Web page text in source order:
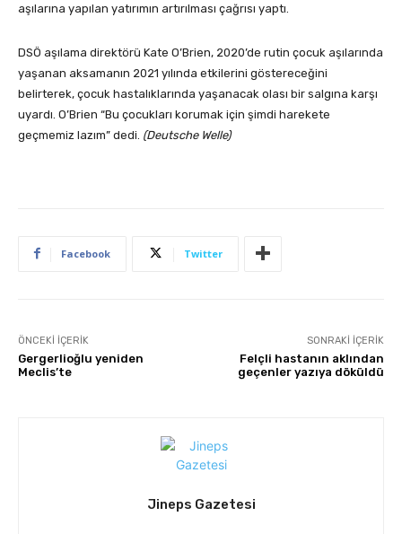
aşılarına yapılan yatırımın artırılması çağrısı yaptı.
DSÖ aşılama direktörü Kate O’Brien, 2020’de rutin çocuk aşılarında
yaşanan aksamanın 2021 yılında etkilerini göstereceğini
belirterek, çocuk hastalıklarında yaşanacak olası bir salgına karşı
uyardı. O’Brien “Bu çocukları korumak için şimdi harekete
geçmemiz lazım” dedi. (Deutsche Welle)
Facebook Twitter
ÖNCEKI İÇERIK
Gergerlioğlu yeniden
Meclis’te
SONRAKI İÇERIK
Felçli hastanın aklından
geçenler yazıya döküldü
Jineps Gazetesi